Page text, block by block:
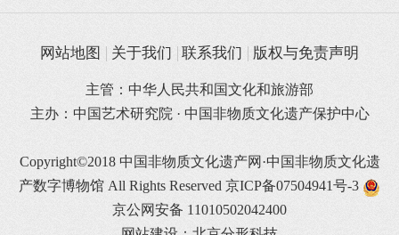
网站地图 关于我们 联系我们 版权与免责声明
主管：中华人民共和国文化和旅游部
主办：中国艺术研究院 · 中国非物质文化遗产保护中心
Copyright©2018 中国非物质文化遗产网·中国非物质文化遗
产数字博物馆 All Rights Reserved 京ICP备07504941号-3
京公网安备 11010502042400